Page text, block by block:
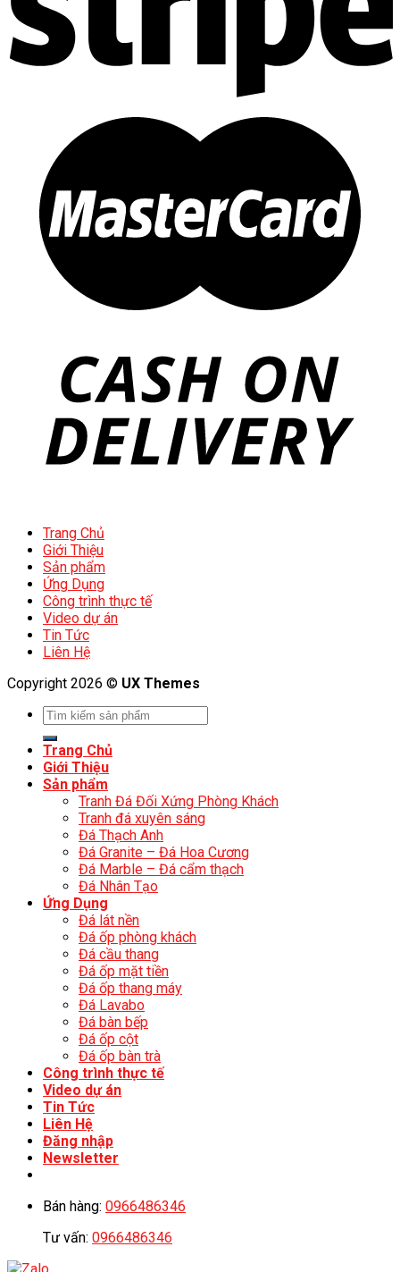
Trang Chủ
Giới Thiệu
Sản phẩm
Ứng Dụng
Công trình thực tế
Video dự án
Tin Tức
Liên Hệ
Copyright 2026 © UX Themes
Trang Chủ
Giới Thiệu
Sản phẩm
Tranh Đá Đối Xứng Phòng Khách
Tranh đá xuyên sáng
Đá Thạch Anh
Đá Granite – Đá Hoa Cương
Đá Marble – Đá cẩm thạch
Đá Nhân Tạo
Ứng Dụng
Đá lát nền
Đá ốp phòng khách
Đá cầu thang
Đá ốp mặt tiền
Đá ốp thang máy
Đá Lavabo
Đá bàn bếp
Đá ốp cột
Đá ốp bàn trà
Công trình thực tế
Video dự án
Tin Tức
Liên Hệ
Đăng nhập
Newsletter
Bán hàng: 0966486346
Tư vấn: 0966486346